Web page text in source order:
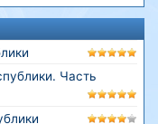
Часть